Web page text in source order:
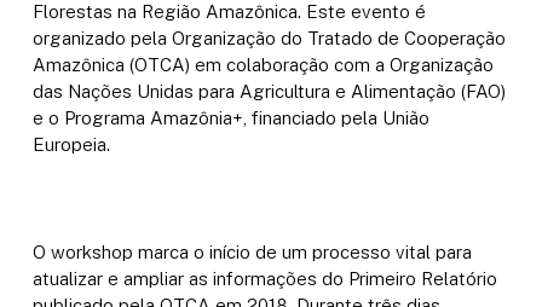
Florestas na Região Amazônica. Este evento é
organizado pela Organização do Tratado de Cooperação
Amazônica (OTCA) em colaboração com a Organização
das Nações Unidas para Agricultura e Alimentação (FAO)
e o Programa Amazônia+, financiado pela União
Europeia.
O workshop marca o início de um processo vital para
atualizar e ampliar as informações do Primeiro Relatório